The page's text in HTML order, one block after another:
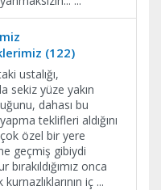
(122)
ustalığı,
sekiz yüze yakın
dahası bu
teklifleri aldığını
özel bir yere
geçmiş gibiydi
onca
kurnazlıklarının iç ...